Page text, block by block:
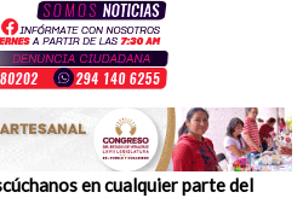
en cualquier parte del